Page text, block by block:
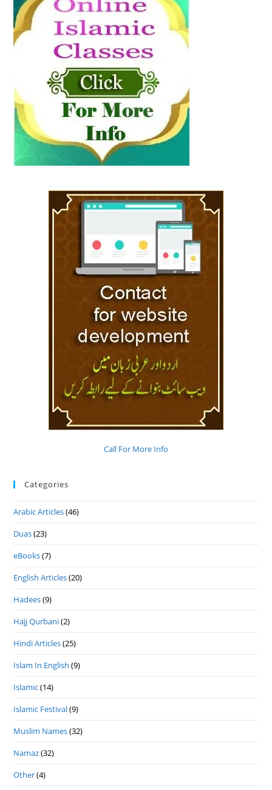
Call For More Info
Categories
Arabic Articles(46)
Duas(23)
eBooks(7)
English Articles(20)
Hadees(9)
Hajj Qurbani(2)
Hindi Articles(25)
Islam In English (9)
Islamic(14)
Islamic Festival(9)
Muslim Names(32)
Namaz(32)
Other(4)